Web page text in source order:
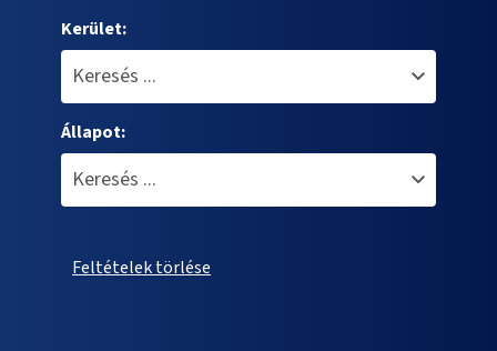
Kerület:
Állapot:
Feltételek törlése